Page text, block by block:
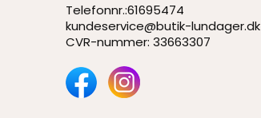
Telefonnr.:61695474
kundeservice@butik-lundager.dk
CVR-nummer: 33663307